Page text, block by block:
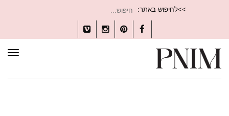
>>לחיפוש באתר:
עבור:
Facebook
Pinterest
Instagram
Vimeo